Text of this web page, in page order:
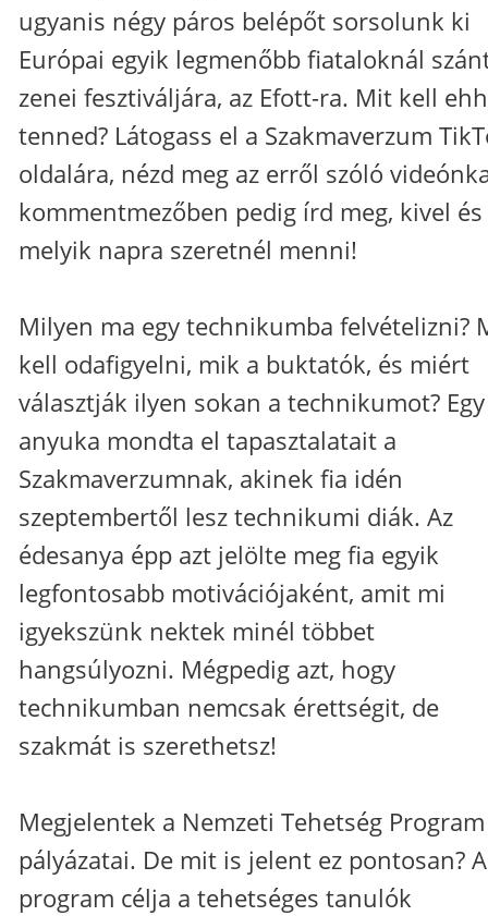
ugyanis négy páros belépőt sorsolunk ki
Európai egyik legmenőbb fiataloknál
zenei fesztiváljára, az Efott-ra. Mit kell
tenned? Látogass el a Szakmaverzum
oldalára, nézd meg az erről szóló
kommentmezőben pedig írd meg, kivel és
melyik napra szeretnél menni!
Milyen ma egy technikumba felvételizni?
kell odafigyelni, mik a buktatók, és miért
választják ilyen sokan a technikumot? Egy
anyuka mondta el tapasztalatait a
Szakmaverzumnak, akinek fia idén
szeptembertől lesz technikumi diák. Az
édesanya épp azt jelölte meg fia egyik
legfontosabb motivációjaként, amit mi
igyekszünk nektek minél többet
hangsúlyozni. Mégpedig azt, hogy
technikumban nemcsak érettségit, de
szakmát is szerethetsz!
Megjelentek a Nemzeti Tehetség
pályázatai. De mit is jelent ez pontosan? A
program célja a tehetséges tanulók